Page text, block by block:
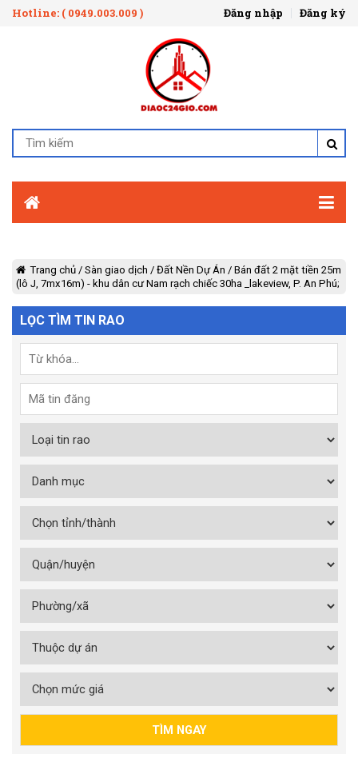
Hotline: ( 0949.003.009 ) Đăng nhập Đăng ký
Trang chủ / Sàn giao dịch / Đất Nền Dự Án / Bán đất 2 mặt tiền 25m
(lô J, 7mx16m) - khu dân cư Nam rạch chiếc 30ha _lakeview, P. An Phú;
LỌC TÌM TIN RAO